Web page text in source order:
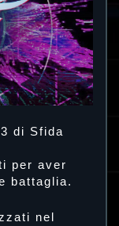
di Sfida
per aver
battaglia.
nel